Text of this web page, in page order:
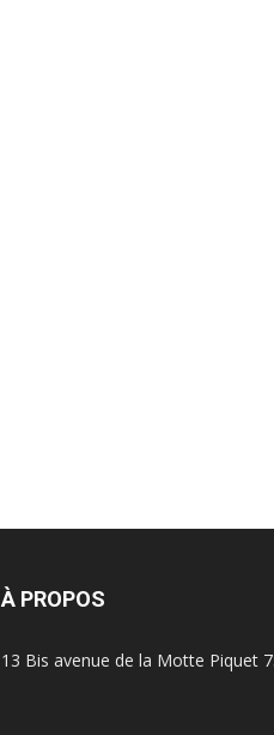
À PROPOS
13 Bis avenue de la Motte Piquet